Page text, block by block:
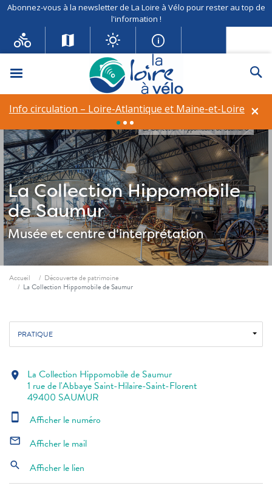
Abonnez-vous à la newsletter de La Loire à Vélo pour rester au top de
l'information !
Menu
×
Info circulation – Loire-Atlantique et Maine-et-Loire
La Collection Hippomobile
de Saumur
Musée et centre d'interprétation
La Collection Hippomobile de Saumur©
Fil d'ariane
Accueil
Découverte de patrimoine
La Collection Hippomobile de Saumur
PRATIQUE
location_on La Collection Hippomobile de Saumur
1 rue de l'Abbaye Saint-Hilaire-Saint-Florent
49400 SAUMUR
smartphone Afficher le numéro
mail_outline Afficher le mail
search Afficher le lien